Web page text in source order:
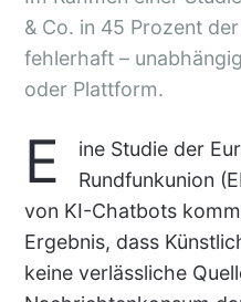
& Co. in 45 Prozent
fehlerhaft –
oder Plattform.
E
ine Studie der
Rundfunkunion
von KI-Chatbots
Ergebnis, dass
keine verlässliche